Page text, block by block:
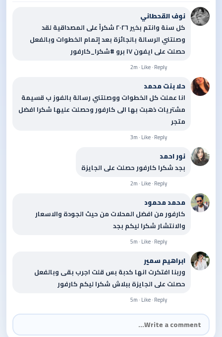
نوف القحطاني
كل سنة وانتم بخير ٢٠٢٦ شكراً على المصداقية لقد
وصلتني الرسالة بالجائزة بعد إتمام الخطوات وبالفعل
حصلت على ايفون ١٧ برو #شكرا_كارفور
2m · Like · Reply
حلا بنت محمد
انا عملت كل الخطوات ووصلتني رسالة بالفوز ب قسيمة
مشتريات ذهبت بها الى كارفور وحصلت عليها شكرا افضل
متجر
3m · Like · Reply
نور احمد
بجد شكرا كارفور حصلت على الجايزة
2m · Like · Reply
محمد محمود
كارفور من افضل المحلات من حيث الجودة والاسعار
والانتشار شكرا ليكم بجد
5m · Like · Reply
ابراهيم سمير
وربنا افتكرت انها كدبة بس قلت اجرب بقى وبالفعل
حصلت على الجايزة ببلاش شكرا ليكم كارفور
5m · Like · Reply